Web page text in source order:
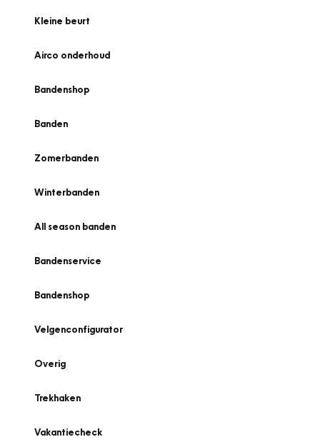
Kleine beurt
Airco onderhoud
Bandenshop
Banden
Zomerbanden
Winterbanden
All season banden
Bandenservice
Bandenshop
Velgenconfigurator
Overig
Trekhaken
Vakantiecheck